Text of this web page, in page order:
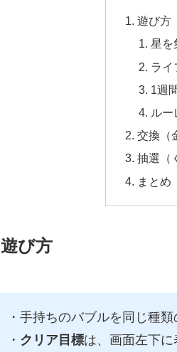
遊び方
星を
ライ
1週
ルー
交換（
抽選（
まとめ
遊び方
・手持ちのバブルを同じ種
・ クリア目標は、画面左下に